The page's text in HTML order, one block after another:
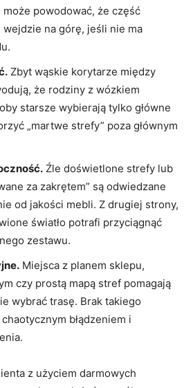
powodować, że część
na górę, jeśli nie ma
Zbyt wąskie korytarze między
że rodziny z wózkiem
starsze wybierają tylko główne
„martwe strefy” poza głównym
Źle doświetlone strefy lub
za zakrętem” są odwiedzane
od jakości mebli. Z drugiej strony,
światło potrafi przyciągnąć
zestawu.
Miejsca z planem sklepu,
czy prostą mapą stref pomagają
wybrać trasę. Brak takiego
błądzeniem i
z użyciem darmowych